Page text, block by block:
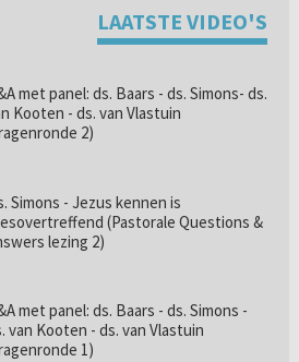
LAATSTE VIDEO'S
met panel: ds. Baars - ds. Simons- ds.
Kooten - ds. van Vlastuin
2)
Simons - Jezus kennen is
(Pastorale Questions &
lezing 2)
met panel: ds. Baars - ds. Simons -
van Kooten - ds. van Vlastuin
1)